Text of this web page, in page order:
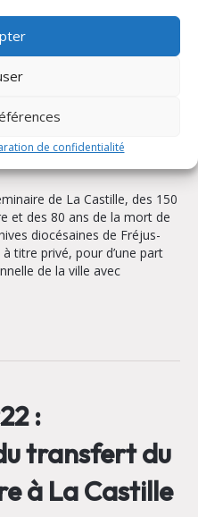
de confidentialité
de La Castille, des 150
et des 80 ans de la mort de
diocésaines de Fréjus-
titre privé, pour d’une part
de la ville avec
:
transfert du
à La Castille